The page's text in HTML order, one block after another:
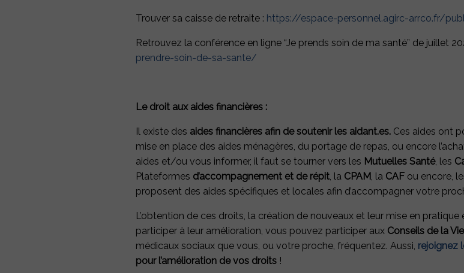
Trouver sa caisse de retraite : https://espace-personnel.agirc-arrco.fr/
Retrouvez la conférence en ligne “Je prends soin de ma santé” de juillet
prendre-soin-de-sa-sante/
Le droit aux aides financières :
Il existe des aides financières afin de soutenir les aidant.es. Ces aides ont
mise en place des aides ménagères, du portage de repas, ou encore
aides et/ou vous informer, il faut se tourner vers les Mutuelles Santé, les
Plateformes d’accompagnement et de répit , la CPAM , la CAF ou encore,
proposent des aides spécifiques et locales afin d’accompagner votre
L’obtention de ces droits, la création de nouveaux et leur mise en
participer à leur amélioration, vous pouvez participer aux Conseils de la
médicaux sociaux que vous, ou votre proche, fréquentez. Aussi, rejoignez
pour l’amélioration de vos droits !